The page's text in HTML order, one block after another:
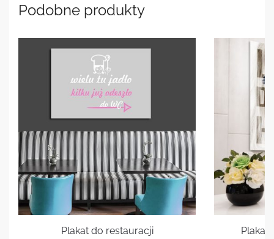
Podobne produkty
Plakat do restauracji Plakat